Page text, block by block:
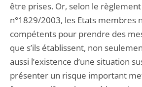
être prises. Or, selon le règlement
n°1829/2003, les Etats membres
compétents pour prendre des
que s’ils établissent, non
aussi l’existence d’une situation
présenter un risque important